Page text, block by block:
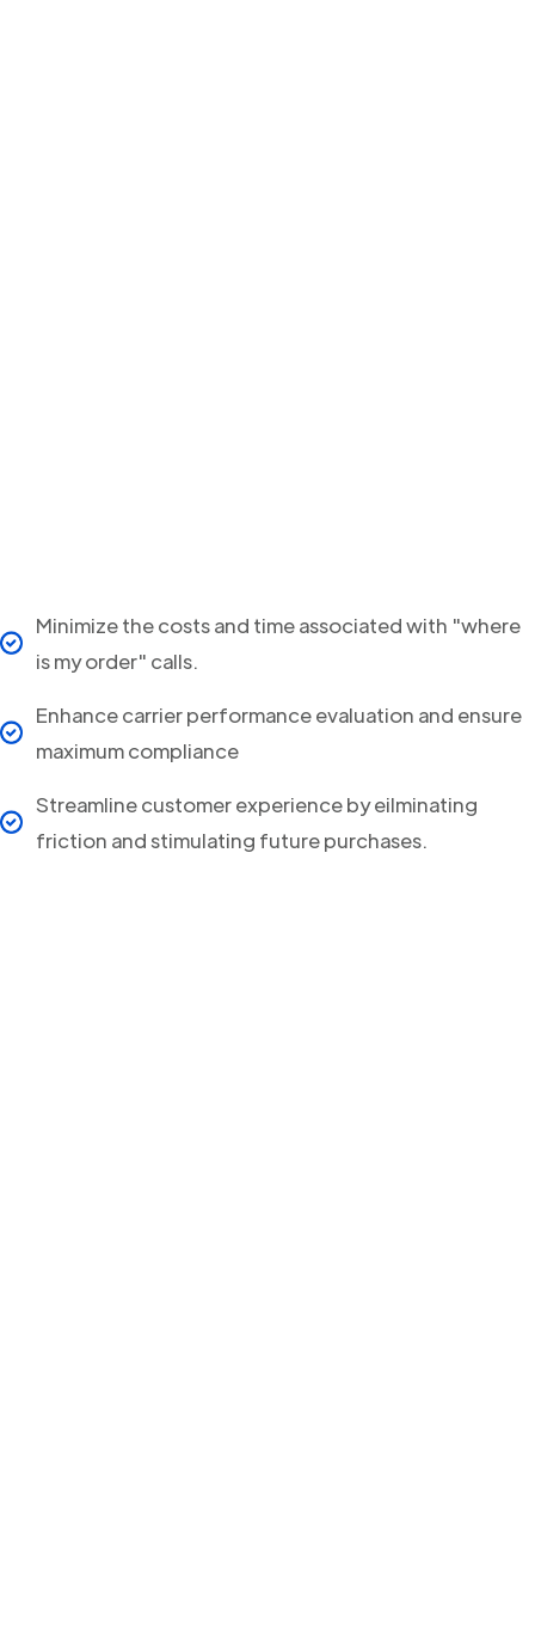
Minimize the costs and time associated with "where
is my order" calls.
Enhance carrier performance evaluation and ensure
maximum compliance
Streamline customer experience by eilminating
friction and stimulating future purchases.